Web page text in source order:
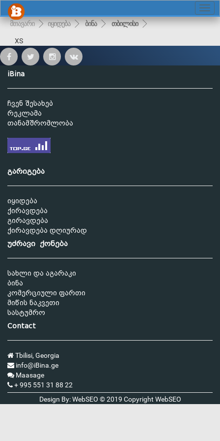
მთავარი იყიდება ბინა თბილისი
XS
iBina
ჩვენ შესახებ
რეკლამა
თანამშრომლობა
გარიგება
იყიდება
ქირავდება
გირავდება
ქირავდება დღიურად
უძრავი ქონება
სახლი და აგარაკი
ბინა
კომერციული ფართი
მიწის ნაკვეთი
სასტუმრო
Contact
Tbilisi, Georgia
info@iBina.ge
Maasage
+ 995 551 31 88 22
Design By: WebSEO © 2019 Copyright WebSEO